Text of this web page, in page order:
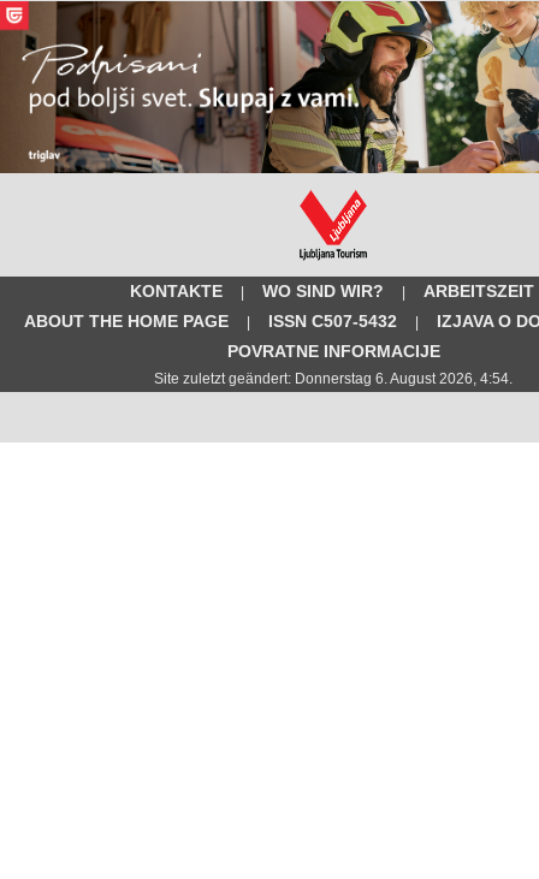
KONTAKTE WO SIND WIR?
ARBEITSZEIT
ABOUT THE HOME PAGE
ISSN C507-5432
IZJAVA O
POVRATNE INFORMACIJE
Site zuletzt geändert: Donnerstag 6. August 2026, 4:54.